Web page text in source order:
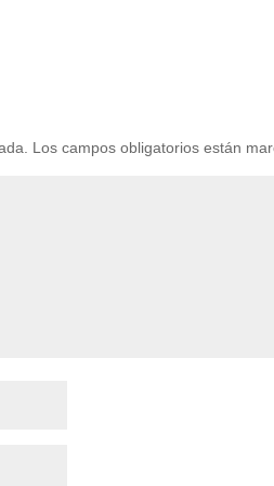
Los campos obligatorios están